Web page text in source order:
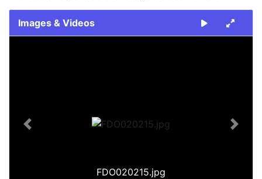
Images & Videos
FDO020215.jpg
Previous Next